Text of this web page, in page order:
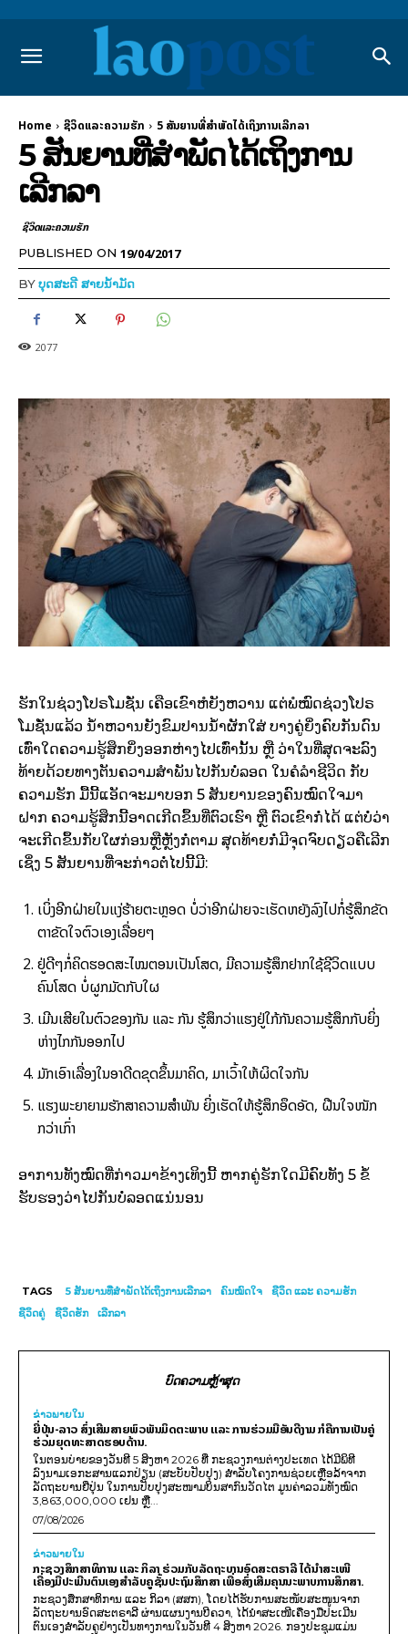
Home ຊີວິດແລະຄວາມຮັກ 5 ສັນຍານທີ່ສຳພັດໄດ້ເຖິງການເລີກລາ
5 ສັນຍານທີ່ສຳພັດໄດ້ເຖິງການ
ເລີກລາ
ຊີວິດແລະຄວາມຮັກ
PUBLISHED ON 19/04/2017
BYບຸດສະດີ ສາຍນ້ຳມັດ
2077
ຮັກໃນຊ່ວງໂປຣໂມຊັ່ນ ເຄືອເຂົາຫໍຍັງຫວານ ແຕ່ພໍໝົດຊ່ວງໂປຣ
ໂມຊັ່ນແລ້ວ ນ້ຳຫວານຍັງຂົມປານນ້ຳຜັກໃສ່ ບາງຄູ່ຍິ່ງຄົບກັນດົນ
ເທົ່າໃດຄວາມຮູ້ສຶກຍິ່ງອອກຫ່າງໄປເທົ່ານັ້ນ ຫຼື ວ່າໃນທີ່ສຸດຈະລົງ
ທ້າຍດ້ວຍທາງຕັນຄວາມສຳພັນໄປກັນບໍ່ລອດ ໃນຄໍລຳຊີວິດ ກັບ
ຄວາມຮັກ ມື້ນີ້ແອັດຈະມາບອກ 5 ສັນຍານຂອງຄົນໝົດໃຈມາ
ຝາກ ຄວາມຮູ້ສຶກນີ້ອາດເກີດຂຶ້ນທີ່ຕົວເຮົາ ຫຼື ຕົວເຂົາກໍ່ໄດ້ ແຕ່ບໍ່ວ່າ
ຈະເກີດຂຶ້ນກັບໃຜກ່ອນຫຼືຫຼັງກໍ່ຕາມ ສຸດທ້າຍກໍ່ມີຈຸດຈົບດຽວຄືເລີກ
ເຊິ່ງ 5 ສັນຍານທີ່ຈະກ່າວຕໍ່ໄປນີ້ມີ:
ເບິ່ງອີກຝ່າຍໃນແງ່ຮ້າຍຕະຫຼອດ ບໍ່ວ່າອີກຝ່າຍຈະເຮັດຫຍັງລົງໄປກໍ່ຮູ້ສຶກຂັດ
ຕາຂັດໃຈຕົວເອງເລື່ອຍໆ
ຢູ່ດີໆກໍ່ຄິດຮອດສະໄໝຕອນເປັນໂສດ, ມີຄວາມຮູ້ສຶກຢາກໃຊ້ຊີວິດແບບ
ຄົນໂສດ ບໍ່ຜູກມັດກັບໃຜ
ເມີນເສີຍໃນຕົວຂອງກັນ ແລະ ກັນ ຮູ້ສຶກວ່າແຮງຢູ່ໃກ້ກັນຄວາມຮູ້ສຶກກັບຍິ່ງ
ຫ່າງໄກກັນອອກໄປ
ມັກເອົາເລື່ອງໃນອາດີດຂຸດຂຶ້ນມາຄິດ, ມາເວົ້າໃຫ້ຜິດໃຈກັນ
ແຮງພະຍາຍາມຮັກສາຄວາມສຳພັນ ຍິ່ງເຮັດໃຫ້ຮູ້ສຶກອຶດອັດ, ຝືນໃຈໜັກ
ກວ່າເກົ່າ
ອາການທັງໝົດທີ່ກ່າວມາຂ້າງເທິງນີ້ ຫາກຄູ່ຮັກໃດມີຄົບທັງ 5 ຂໍ້
ຮັບຮອງວ່າໄປກັນບໍ່ລອດແນ່ນອນ
TAGS 5 ສັນຍານທີ່ສຳພັດໄດ້ເຖິງການເລີກລາ ຄົນໝົດໃຈ
ຊີວິດ ແລະ ຄວາມຮັກ
ຊີວິດຄູ່
ຊີວິດຮັກ ເລີກລາ
ບົດຄວາມຫຼ້າສຸດ
ຂ່າວພາຍ​ໃນ
ຍີ່ປຸ່ນ-ລາວ ສົ່ງເສີມສາຍພົວພັນມິດຕະພາບ ແລະ ການຮ່ວມມືອັນດີງາມ ກໍຄືການເປັນຄູ່
ຮ່ວມຍຸດທະສາດຮອບດ້ານ.
ໃນຕອນບ່າຍຂອງວັນທີ 5 ສິງຫາ 2026 ທີ່ ກະຊວງການຕ່າງປະເທດ ໄດ້ມີພິທີ
ລົງນາມເອກະສານແລກປ່ຽນ (ສະບັບປັບປຸງ) ສໍາລັບໂຄງການຊ່ວຍເຫຼືອລ້າຈາກ
ລັດຖະບານຍີ່ປຸ່ນ ໃນການປັບປຸງສະໜາມບິນສາກົນວັດໄຕ ມູນຄ່າລວມທັງໝົດ
3,863,000,000 ເຢນ ຫຼື...
07/08/2026
ຂ່າວພາຍ​ໃນ
ກະຊວງສຶກສາທິການ ແລະ ກິລາ ຮ່ວມກັບລັດຖະບານອົດສະຕຣາລີ ໄດ້ນຳສະເໜີ
ເຄື່ອງມືປະເມີນຕົນເອງສຳລັບຄູຊັ້ນປະຖົມສຶກສາ ເພື່ອສົ່ງເສີມຄຸນນະພາບການສຶກສາ.
ກະຊວງສຶກສາທິການ ແລະ ກິລາ (ສສກ), ໂດຍໄດ້ຮັບການສະໜັບສະໜູນຈາກ
ລັດຖະບານອົດສະຕຣາລີ ຜ່ານແຜນງານບີຄວາ, ໄດ້ນຳສະເໜີເຄື່ອງມືປະເມີນ
ຕົນເອງສຳລັບຄູຢ່າງເປັນທາງການໃນວັນທີ 4 ສິງຫາ 2026. ກອງປະຊຸມແມ່ນ